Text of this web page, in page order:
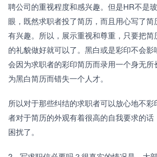
聘公司的重视程度和感兴趣。但是HR不是
眼，既然求职者投了简历，而且用心写了简
有兴趣。所以，展示重视和尊重，只要把
的礼貌做好就可以了。黑白或是彩印不会
会因为求职者的彩印简历而录用一个身无所
为黑白简历而错失一个人才。
所以对于那些纠结的求职者可以放心地不
者对于简历的外观有着很高的自我要求的话
困扰了。